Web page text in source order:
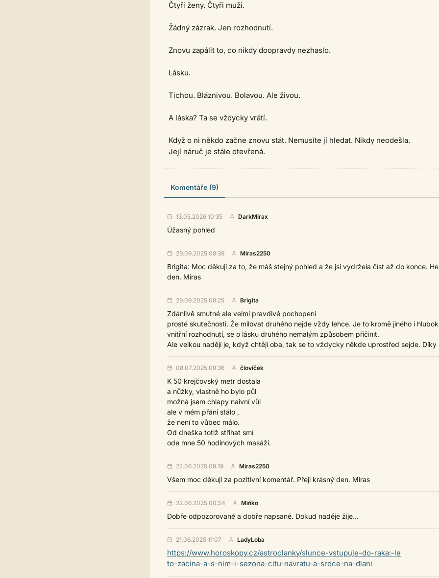
Čtyři ženy. Čtyři muži.
Žádný zázrak. Jen rozhodnutí.
Znovu zapálit to, co nikdy doopravdy nezhaslo.
Lásku.
Tichou. Bláznivou. Bolavou. Ale živou.
A láska? Ta se vždycky vrátí.
Když o ni někdo začne znovu stát. Nemusíte jí hledat. Nikdy neodešla.
Její náruč je stále otevřená.
Komentáře (9)
13.05.2026 10:35 DarkMirax
Úžasný pohled
29.09.2025 08:39 Miras2250
Brigita: Moc děkuji za to, že máš stejný pohled a že jsi vydržela číst až do konce.
den. Miras
29.09.2025 08:25 Brigita
Zdánlivě smutné ale velmi pravdivé pochopení
prosté skutečnosti. Že milovat druhého nejde vždy lehce. Je to kromě jiného i
vnitřní rozhodnutí, se o lásku druhého nemalým způsobem přičinit.
Ale velkou nadějí je, když chtějí oba, tak se to vždycky někde uprostřed sejde. Díky
08.07.2025 09:36 človiček
K 50 krejčovský metr dostala
a nůžky, vlastně ho bylo půl
možná jsem chlapy naivní vůl
ale v mém přání stálo ,
že není to vůbec málo.
Od dneška totiž střihat smí
ode mne 50 hodinových masáží.
22.06.2025 09:19 Miras2250
Všem moc děkuji za pozitivní komentář. Přeji krásný den. Miras
22.06.2025 00:54 Miňko
Dobře odpozorované a dobře napsané. Dokud naděje žije...
21.06.2025 11:07 LadyLoba
https://www.horoskopy.cz/astroclanky/slunce-vstupuje-do-raka:-le
to-zacina-a-s-nim-i-sezona-citu-navratu-a-srdce-na-dlani